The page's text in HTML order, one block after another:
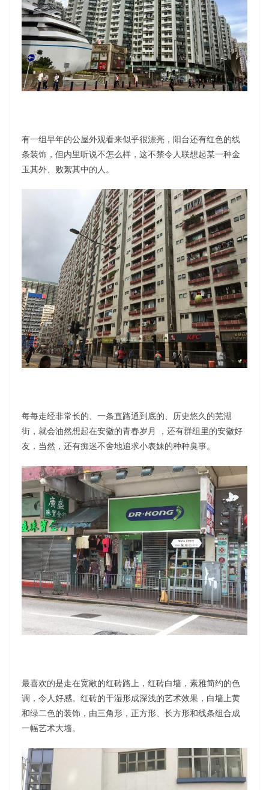
有一组早年的公屋外观看来似乎很漂亮，阳台还有红色的线
条装饰，但内里听说不怎么样，这不禁令人联想起某一种金
玉其外、败絮其中的人。
每每走经非常长的、一条直路通到底的、历史悠久的芜湖
街，就会油然想起在安徽的青春岁月 ，还有群组里的安徽好
友，当然，还有痴迷不舍地追求小表妹的种种臭事。
最喜欢的是走在宽敞的红砖路上，红砖白墙，素雅简约的色
调，令人好感。红砖的干湿形成深浅的艺术效果，白墙上黄
和绿二色的装饰，由三角形，正方形、长方形和线条组合成
一幅艺术大墙。